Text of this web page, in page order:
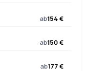
ab154 €
ab150 €
ab177 €